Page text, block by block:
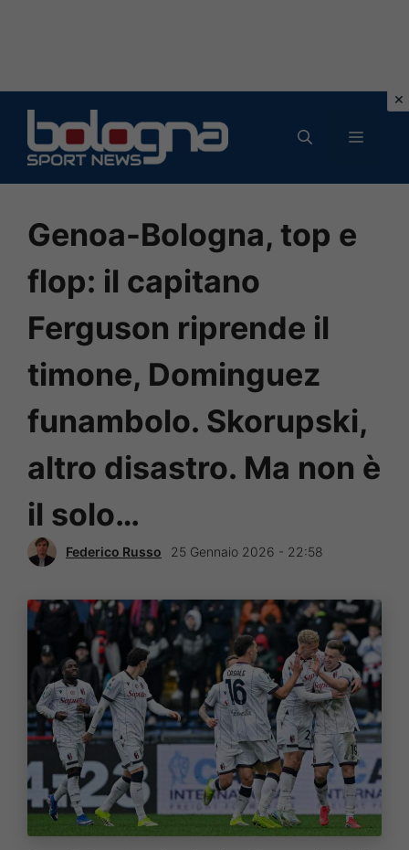
contenuto
MENU
Genoa-Bologna, top e
flop: il capitano
Ferguson riprende il
timone, Dominguez
funambolo. Skorupski,
altro disastro. Ma non è
il solo…
Federico Russo 25 Gennaio 2026 - 22:58